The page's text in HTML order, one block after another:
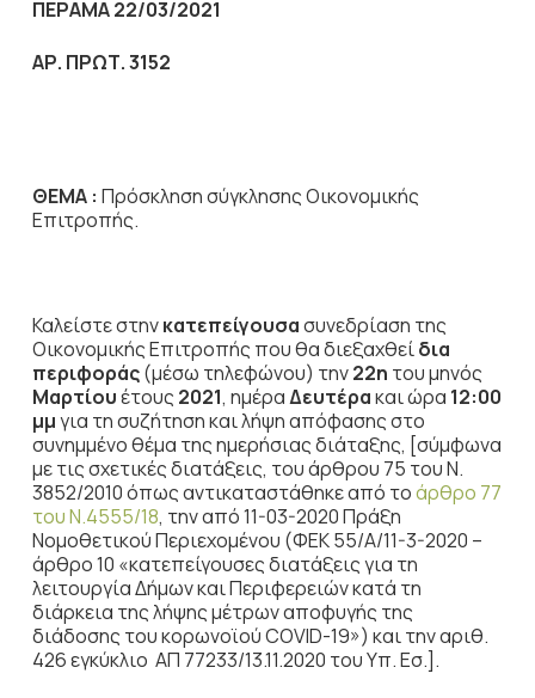
ΠΕΡΑΜΑ 22/03/2021
ΑΡ. ΠΡΩΤ. 3152
ΘΕΜΑ : Πρόσκληση σύγκλησης Οικονομικής
Επιτροπής.
Καλείστε στηνκατεπείγουσασυνεδρίαση της
Οικονομικής Επιτροπής που θα διεξαχθείδια
περιφοράς(μέσω τηλεφώνου) την22η του μηνός
Μαρτίουέτους 2021, ημέραΔευτέρακαι ώρα 12:00
μμγια τη συζήτησηκαι λήψη απόφασης στο
συνημμένο θέμα της ημερήσιας διάταξης, [σύμφωνα
με τις σχετικές διατάξεις, του άρθρου 75 του Ν.
3852/2010 όπως αντικαταστάθηκε από τοάρθρο 77
του Ν.4555/18, την από 11-03-2020 Πράξη
Νομοθετικού Περιεχομένου (ΦΕΚ 55/Α/11-3-2020 –
άρθρο 10 «κατεπείγουσες διατάξεις για τη
λειτουργία Δήμων και Περιφερειών κατά τη
διάρκεια της λήψης μέτρων αποφυγής της
διάδοσης του κορωνοϊού COVID-19») και την αριθ.
426 εγκύκλιο ΑΠ 77233/13.11.2020 του Υπ. Εσ.].